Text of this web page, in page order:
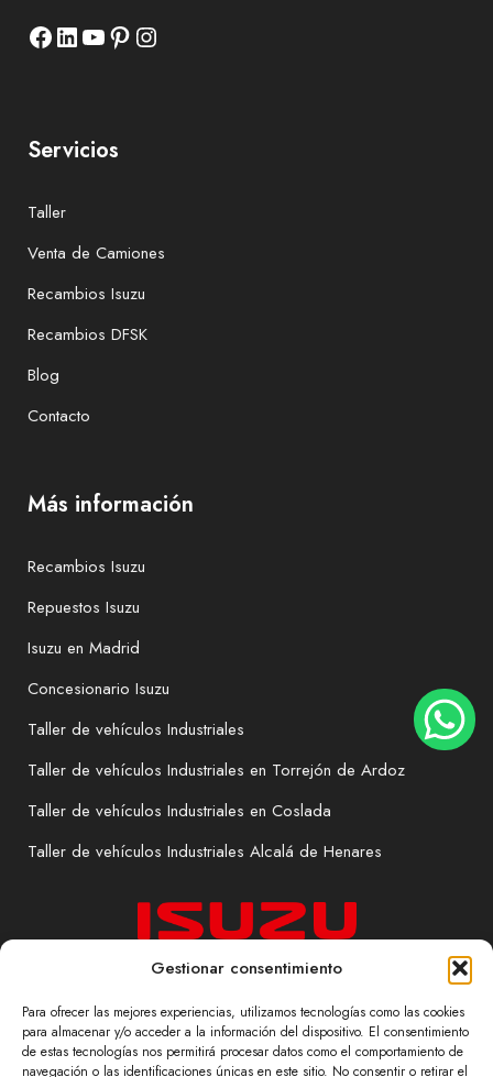
Gestionar consentimiento
Para ofrecer las mejores experiencias, utilizamos tecnologías como las cookies
para almacenar y/o acceder a la información del dispositivo. El consentimiento
de estas tecnologías nos permitirá procesar datos como el comportamiento de
navegación o las identificaciones únicas en este sitio. No consentir o retirar el
Servicios
Taller
Venta de Camiones
Recambios Isuzu
Recambios DFSK
Blog
Contacto
Más información
Recambios Isuzu
Repuestos Isuzu
Isuzu en Madrid
Concesionario Isuzu
Taller de vehículos Industriales
Taller de vehículos Industriales en Torrejón de Ardoz
Taller de vehículos Industriales en Coslada
Taller de vehículos Industriales Alcalá de Henares
Facebook
LinkedIn
YouTube
Pinterest
Instagram